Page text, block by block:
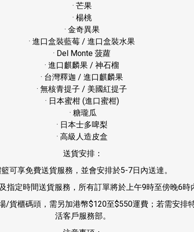
· 芒果
· 楊桃
· 金奇異果
· 進口盒裝藍莓 / 進口盒裝水果
· Del Monte 菠蘿
· 進口麒麟果 / 神石榴
· 台灣釋迦 / 進口麒麟果
· 無核青提子 / 美國紅提子
· 日本蜜柑 (進口蜜柑)
· 糖瓏瓜
· 日本士多啤梨
· 高級人造皮盒
送貨安排：
可享免費送貨服務，並會安排於5-7日內送達。
指定時間送貨服務，所有訂單將於上午9時至傍晚6時
/貨櫃碼頭，需另加港幣$120至$550運費；若需安排
活客戶服務部。